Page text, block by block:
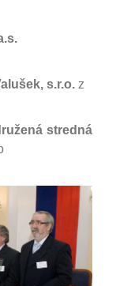
s.r.o. z
stredná